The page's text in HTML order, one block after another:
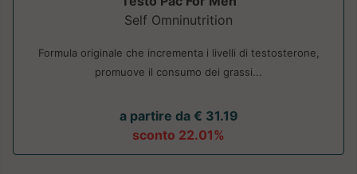
Self Omninutrition
Formula originale che incrementa i livelli di testosterone,
promuove il consumo dei grassi...
a partire da € 31.19
sconto 22.01%